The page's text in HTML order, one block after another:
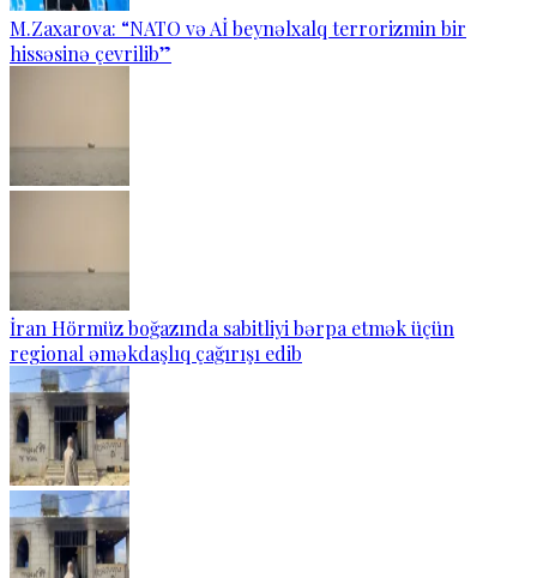
M.Zaxarova: “NATO və Aİ beynəlxalq terrorizmin bir
hissəsinə çevrilib”
İran Hörmüz boğazında sabitliyi bərpa etmək üçün
regional əməkdaşlıq çağırışı edib